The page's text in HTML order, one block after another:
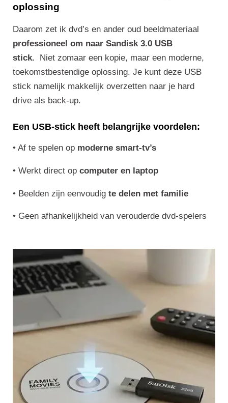
oplossing
Daarom zet ik dvd’s en ander oud beeldmateriaal
professioneel om naar Sandisk 3.0 USB
stick.
Niet zomaar een kopie, maar een moderne,
toekomstbestendige oplossing. Je kunt deze USB
stick namelijk makkelijk overzetten naar je hard
drive als back-up.
Een USB-stick heeft belangrijke voordelen:
• Af te spelen op moderne smart-tv’s
• Werkt direct op computer en laptop
• Beelden zijn eenvoudig te delen met familie
• Geen afhankelijkheid van verouderde dvd-spelers